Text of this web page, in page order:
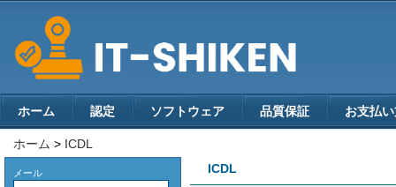
ホーム 認定 ソフトウェア 品質保証 お支払
ホーム > ICDL
メール ICDL